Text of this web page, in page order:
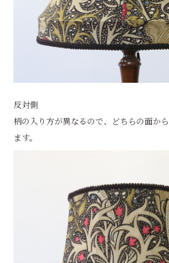
反対側
柄の入り方が異なるので、どちらの面か
ます。